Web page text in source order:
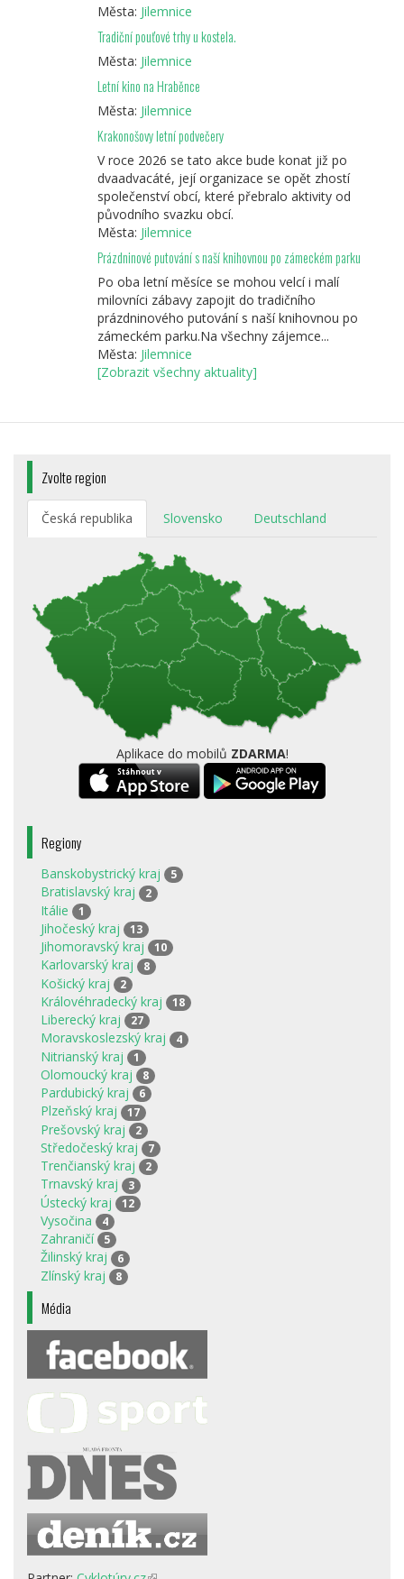
Města: Jilemnice
Tradiční pouťové trhy u kostela.
Města: Jilemnice
Letní kino na Hraběnce
Města: Jilemnice
Krakonošovy letní podvečery
V roce 2026 se tato akce bude konat již po
dvaadvacáté, její organizace se opět zhostí
společenství obcí, které přebralo aktivity od
původního svazku obcí.
Města: Jilemnice
Prázdninové putování s naší knihovnou po zámeckém parku
Po oba letní měsíce se mohou velcí i malí
milovníci zábavy zapojit do tradičního
prázdninového putování s naší knihovnou po
zámeckém parku.Na všechny zájemce...
Města: Jilemnice
[Zobrazit všechny aktuality]
Zvolte region
Česká republika Slovensko Deutschland
Aplikace do mobilů ZDARMA!
Regiony
Banskobystrický kraj 5
Bratislavský kraj 2
Itálie 1
Jihočeský kraj 13
Jihomoravský kraj 10
Karlovarský kraj 8
Košický kraj 2
Královéhradecký kraj 18
Liberecký kraj 27
Moravskoslezský kraj 4
Nitrianský kraj 1
Olomoucký kraj 8
Pardubický kraj 6
Plzeňský kraj 17
Prešovský kraj 2
Středočeský kraj 7
Trenčianský kraj 2
Trnavský kraj 3
Ústecký kraj 12
Vysočina 4
Zahraničí 5
Žilinský kraj 6
Zlínský kraj 8
Média